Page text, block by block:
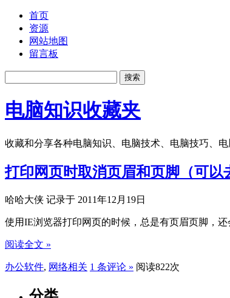
首页
资源
网站地图
留言板
电脑知识收藏夹
收藏和分享各种电脑知识、电脑技术、电脑技巧、电
打印网页时取消页眉和页脚（可以
哈哈大侠 记录于 2011年12月19日
使用IE浏览器打印网页的时候，总是有页眉页脚，
阅读全文 »
办公软件, 网络相关 1 条评论 » 阅读822次